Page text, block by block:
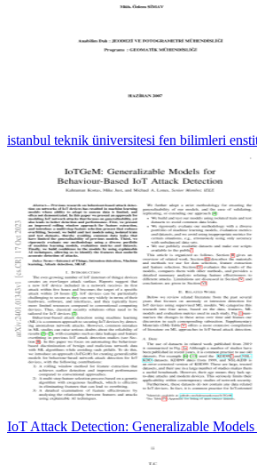
istanbul teknik üniversitesi fen bilimleri
IoT Attack Detection: Generalizable